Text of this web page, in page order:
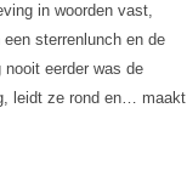
in woorden vast,
sterrenlunch en de
eerder was de
leidt ze rond en… maakt